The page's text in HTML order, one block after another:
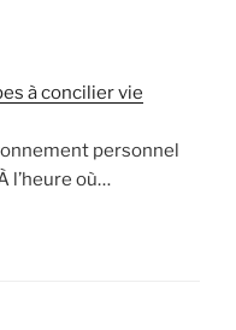
à concilier vie
personnel
l’heure où…